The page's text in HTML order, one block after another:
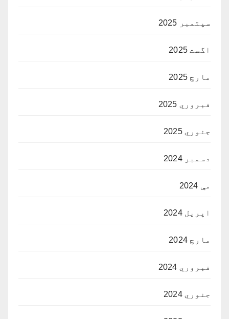
سپتمبر 2025
اگست 2025
مارچ 2025
فبروري 2025
جنوري 2025
دسمبر 2024
مې 2024
اپریل 2024
مارچ 2024
فبروري 2024
جنوري 2024